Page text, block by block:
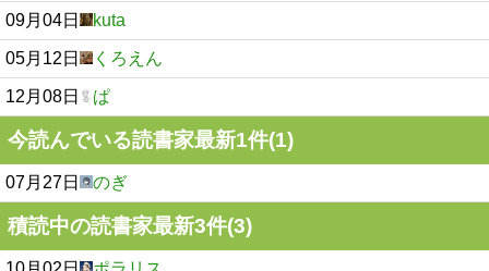
09月04日 kuta
05月12日 くろえん
12月08日 ぱ
今読んでいる読書家最新1件(1)
07月27日 のぎ
積読中の読書家最新3件(3)